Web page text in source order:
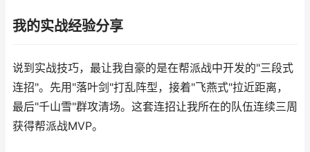
我的实战经验分享
说到实战技巧，最让我自豪的是在帮派战中开发的"三段式
连招"。先用"落叶剑"打乱阵型，接着"飞燕式"拉近距离，
最后"千山雪"群攻清场。这套连招让我所在的队伍连续三周
获得帮派战MVP。